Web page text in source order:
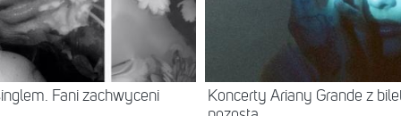
Fani zachwyceni
Koncerty Ariany Grande z